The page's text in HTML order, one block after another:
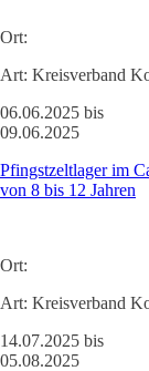
Ort:
Art: Kreisverband
06.06.2025 bis
09.06.2025
Pfingstzeltlager im
von 8 bis 12 Jahren
Ort:
Art: Kreisverband
14.07.2025 bis
05.08.2025